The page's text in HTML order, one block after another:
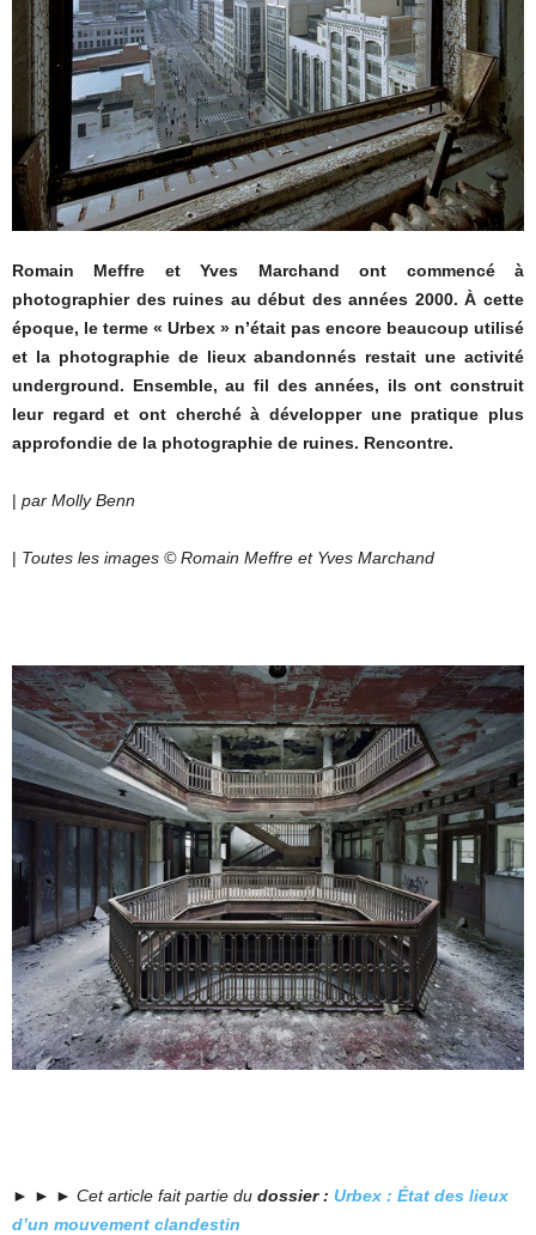
Romain Meffre et Yves Marchand ont commencé à
photographier des ruines au début des années 2000. À cette
époque, le terme « Urbex » n’était pas encore beaucoup utilisé
et la photographie de lieux abandonnés restait une activité
underground. Ensemble, au fil des années, ils ont construit
leur regard et ont cherché à développer une pratique plus
approfondie de la photographie de ruines. Rencontre.
| par Molly Benn
| Toutes les images © Romain Meffre et Yves Marchand
► ► ► Cet article fait partie du dossier : Urbex : État des lieux
d’un mouvement clandestin